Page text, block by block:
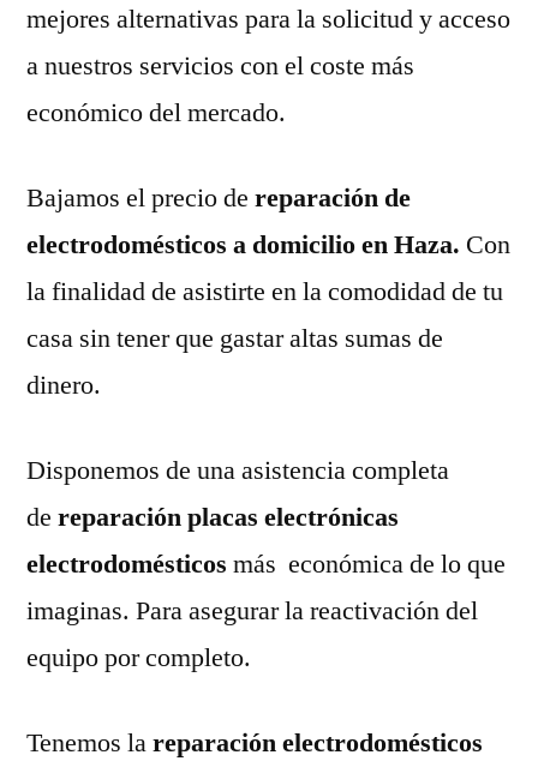
mejores alternativas para la solicitud y acceso
a nuestros servicios con el coste más
económico del mercado.
Bajamos el precio de reparación de
electrodomésticos a domicilio en Haza. Con
la finalidad de asistirte en la comodidad de tu
casa sin tener que gastar altas sumas de
dinero.
Disponemos de una asistencia completa
de reparación placas electrónicas
electrodomésticos más económica de lo que
imaginas. Para asegurar la reactivación del
equipo por completo.
Tenemos lareparación electrodomésticos